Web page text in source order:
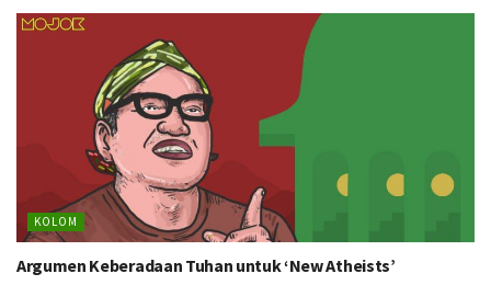
KOLOM
Argumen Keberadaan Tuhan untuk ‘New Atheists’